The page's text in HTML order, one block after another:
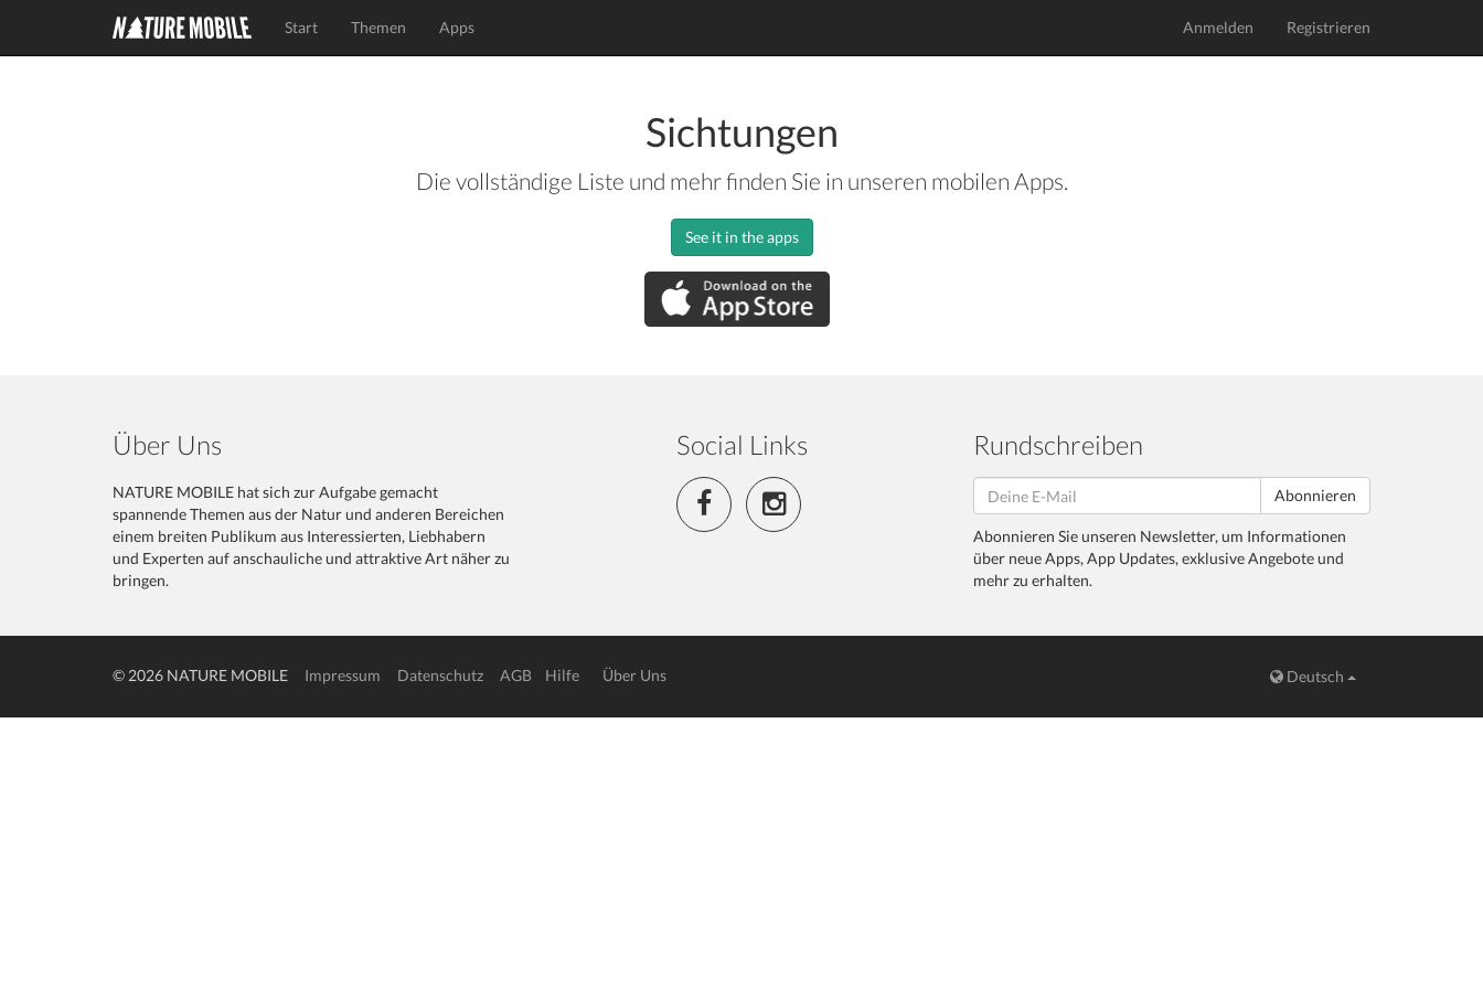
Start Themen Apps Anmelden Registrieren
Sichtungen
Die vollständige Liste und mehr finden Sie in unseren mobilen Apps.
See it in the apps
Über Uns
NATURE MOBILE hat sich zur Aufgabe gemacht
spannende Themen aus der Natur und anderen Bereichen
einem breiten Publikum aus Interessierten, Liebhabern
und Experten auf anschauliche und attraktive Art näher zu
bringen.
Social Links Rundschreiben
Abonnieren
Abonnieren Sie unseren Newsletter, um Informationen
über neue Apps, App Updates, exklusive Angebote und
mehr zu erhalten.
© 2026 NATURE MOBILE Impressum Datenschutz AGB Hilfe Über Uns Deutsch